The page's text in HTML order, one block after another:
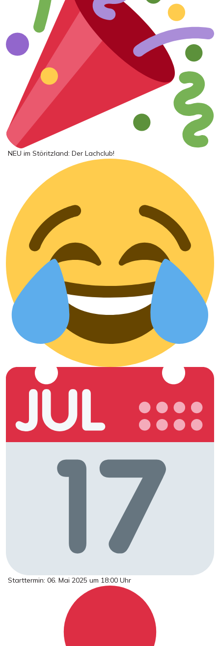
NEU im Störitzland: Der Lachclub!
Starttermin: 06. Mai 2025 um 18:00 Uhr